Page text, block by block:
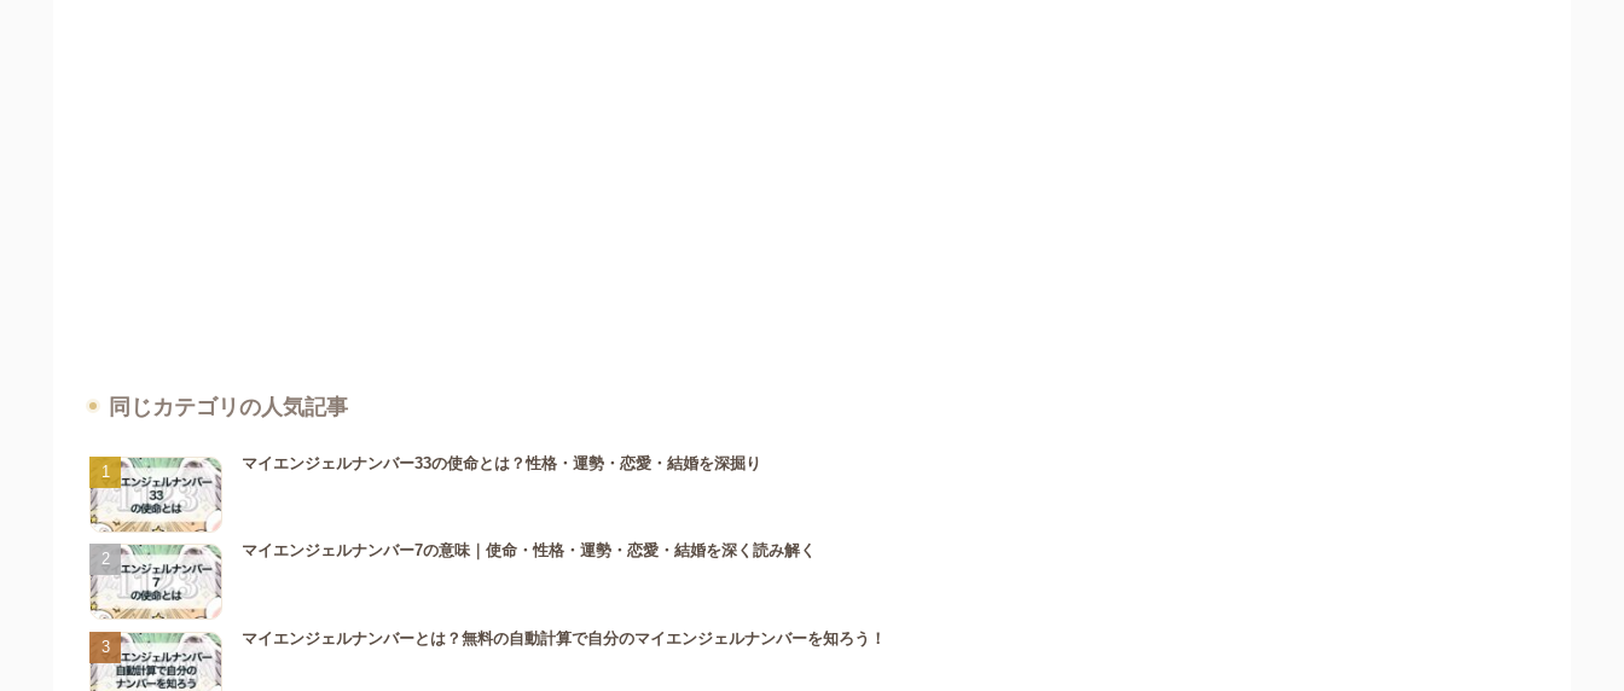
同じカテゴリの人気記事
マイエンジェルナンバー33の使命とは？性格・運勢・恋愛・結婚を深掘り
マイエンジェルナンバー7の意味｜使命・性格・運勢・恋愛・結婚を深く読み解く
マイエンジェルナンバーとは？無料の自動計算で自分のマイエンジェルナンバーを知ろう！